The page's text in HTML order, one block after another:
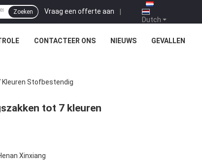
Dutch
Vraag een offerte aan |
Zoeken
CONTACTEER ONS NIEUWS GEVALLEN
Kleuren Stofbestendig
tot 7 kleuren
Xinxiang